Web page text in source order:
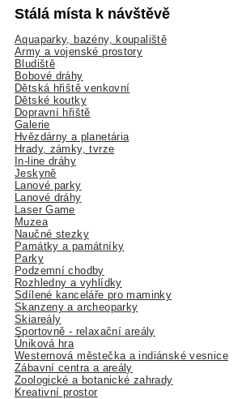
Stálá místa k návštěvě
Aquaparky, bazény, koupaliště
Army a vojenské prostory
Bludiště
Bobové dráhy
Dětská hřiště venkovní
Dětské koutky
Dopravní hřiště
Galerie
Hvězdárny a planetária
Hrady, zámky, tvrze
In-line dráhy
Jeskyně
Lanové parky
Lanové dráhy
Laser Game
Muzea
Naučné stezky
Památky a památníky
Parky
Podzemní chodby
Rozhledny a vyhlídky
Sdílené kanceláře pro maminky
Skanzeny a archeoparky
Skiareály
Sportovně - relaxační areály
Úniková hra
Westernová městečka a indiánské vesnice
Zábavní centra a areály
Zoologické a botanické zahrady
Kreativní prostor